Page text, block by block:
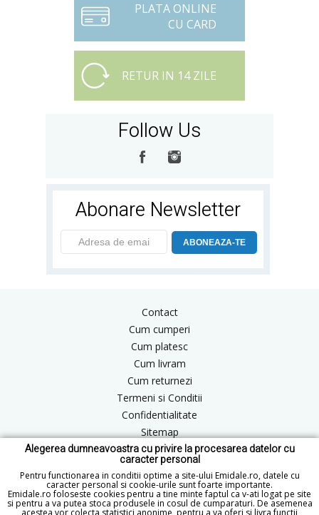
Alegerea dumneavoastra cu privire la procesarea datelor cu
caracter personal
Pentru functionarea in conditii optime a site-ului Emidale.ro, datele cu
caracter personal si cookie-urile sunt foarte importante.
Emidale.ro foloseste cookies pentru a tine minte faptul ca v-ati logat pe site
si pentru a va putea stoca produsele in cosul de cumparaturi. De asemenea
acestea vor colecta statistici anonime, pentru a va oferi si livra functii
PLATA ONLINE
CU CARD
RETUR IN 14 ZILE
Follow Us
Abonare Newsletter
ABONEAZA-TE
Contact
Cum cumperi
Cum platesc
Cum livram
Cum returnezi
Termeni si Conditii
Confidentialitate
Sitemap
Blog
ANPC